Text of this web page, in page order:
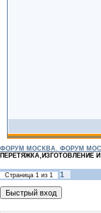
ФОРУМ МОСКВА. ФОРУМ
ПЕРЕТЯЖКА,ИЗГОТОВЛЕНИЕ
Страница 1 из 1 1